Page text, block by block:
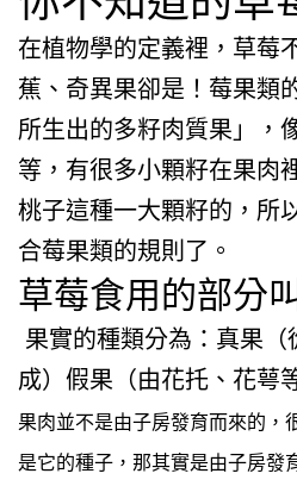
在植物學的定義裡，草莓
蕉、奇異果卻是！莓果類
所生出的多籽肉質果」，
等，有很多小顆籽在果肉
桃子這種一大顆籽的，所
合莓果類的規則了。
草莓食用的部分
果實的種類分為：真果
成）假果（由花托、花萼
果肉並不是由子房發育而來的，
是它的種子，那其實是由子房發